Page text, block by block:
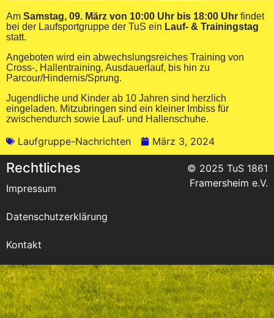
Am Samstag, 09. März von 10:00 Uhr bis 18:00 Uhr findet
bei der Laufsportgruppe der TuS ein Lauf- & Trainingstag
statt.
Angeboten wird ein abwechslungsreiches Training von
Cross-, Hallentraining, Ausdauerlauf, bis hin zu
Parcour/Hindernis/Sprung.
Jugendliche und Kinder ab 10 Jahren sind herzlich
eingeladen. Mitzubringen sind ein kleiner Imbiss für
zwischendurch sowie Lauf- und Hallenschuhe.
Laufgruppe-Nachrichten März 3, 2024
Rechtliches
Impressum
Datenschutzerklärung
Kontakt
© 2025 TuS 1861
Framersheim e.V.